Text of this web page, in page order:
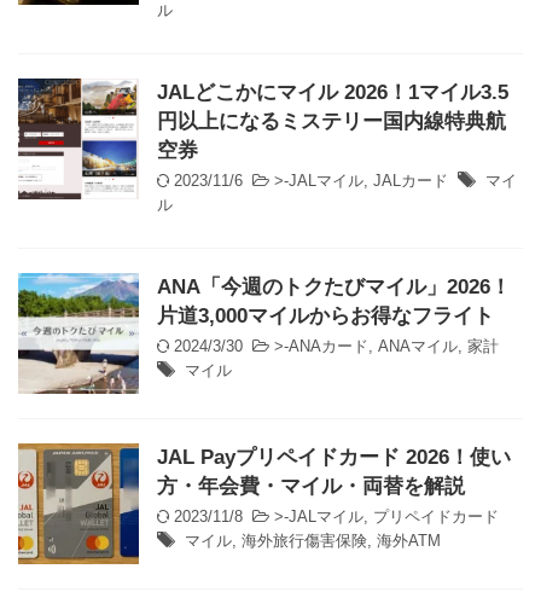
ル
JALどこかにマイル 2026！1マイル3.5
円以上になるミステリー国内線特典航
空券
2023/11/6 >-JALマイル, JALカード
マイ
ル
ANA「今週のトクたびマイル」2026！
片道3,000マイルからお得なフライト
2024/3/30 >-ANAカード, ANAマイル, 家計
マイル
JAL Payプリペイドカード 2026！使い
方・年会費・マイル・両替を解説
2023/11/8 >-JALマイル, プリペイドカード
マイル, 海外旅行傷害保険, 海外ATM